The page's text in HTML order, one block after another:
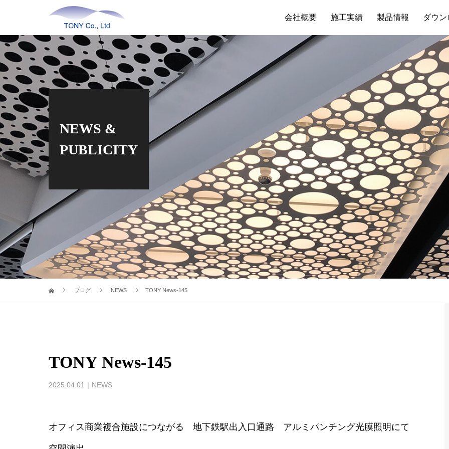
会社概要 施工実績 製品情報 ダウ
NEWS &
PUBLICITY
ブログ NEWS TONY News-145
TONY News-145
2025.04.01 NEWS
オフィス商業複合施設につながる 地下鉄駅出入口通路 アルミパンチング光膜照明にて